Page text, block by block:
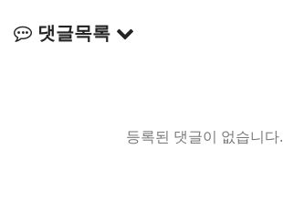
댓글목록
등록된 댓글이 없습니다.